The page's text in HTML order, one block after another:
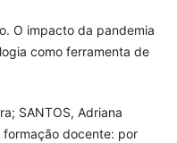
O impacto da pandemia
como ferramenta de
SANTOS, Adriana
formação docente: por